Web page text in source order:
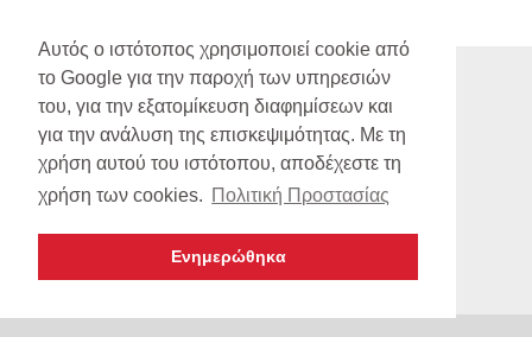
Αυτός ο ιστότοπος χρησιμοποιεί cookie από
το Google για την παροχή των υπηρεσιών
του, για την εξατομίκευση διαφημίσεων και
για την ανάλυση της επισκεψιμότητας. Με τη
χρήση αυτού του ιστότοπου, αποδέχεστε τη
χρήση των cookies. Πολιτική Προστασίας
Ενημερώθηκα
copyright 2012 -Λάμπρος Μακρυγιάννης και Συνεργατές
made by GIannakakis Dimitris